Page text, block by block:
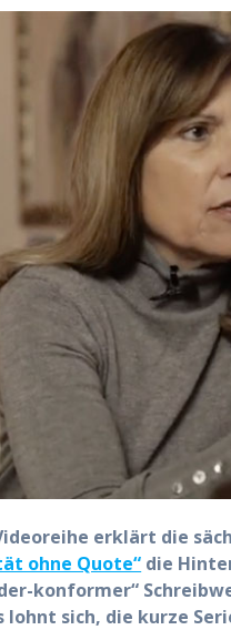
erklärt die
ohne Quote“ die
konformer“
lohnt sich, die kurze